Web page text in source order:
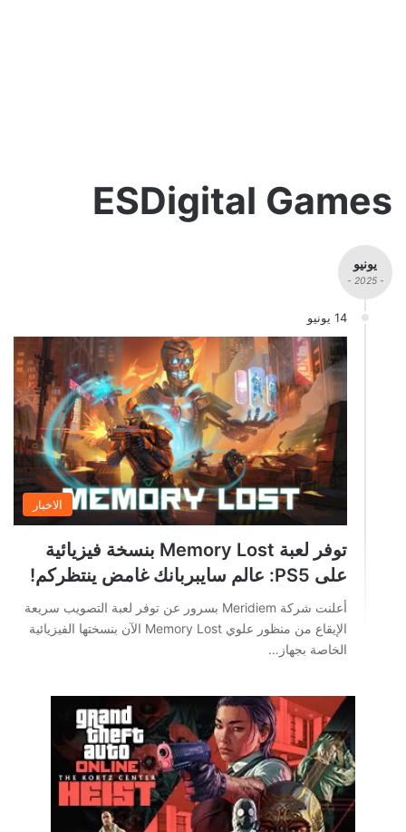
ESDigital Games
يونيو
- 2025 -
14 يونيو
الاخبار
توفر لعبة Memory Lost بنسخة فيزيائية
على PS5: عالم سايبربانك غامض ينتظركم!
أعلنت شركة Meridiem بسرور عن توفر لعبة التصويب سريعة
الإيقاع من منظور علوي Memory Lost الآن بنسختها الفيزيائية
الخاصة بجهاز…